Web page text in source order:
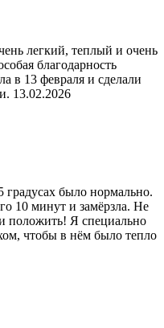
легкий, теплый и очень
благодарность
в 13 февраля и сделали
13.02.2026
градусах было нормально.
10 минут и замёрзла. Не
положить! Я специально
чтобы в нём было тепло